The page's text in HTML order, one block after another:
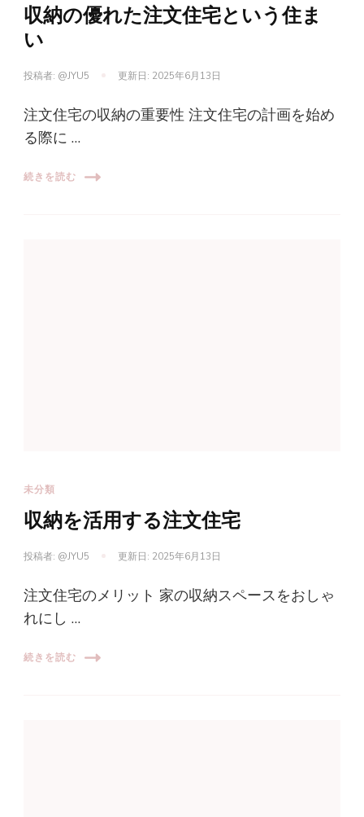
収納の優れた注文住宅という住ま
い
投稿者: @JYU5 更新日: 2025年6月13日
注文住宅の収納の重要性 注文住宅の計画を始め
る際に …
続きを読む
未分類
収納を活用する注文住宅
投稿者: @JYU5 更新日: 2025年6月13日
注文住宅のメリット 家の収納スペースをおしゃ
れにし …
続きを読む